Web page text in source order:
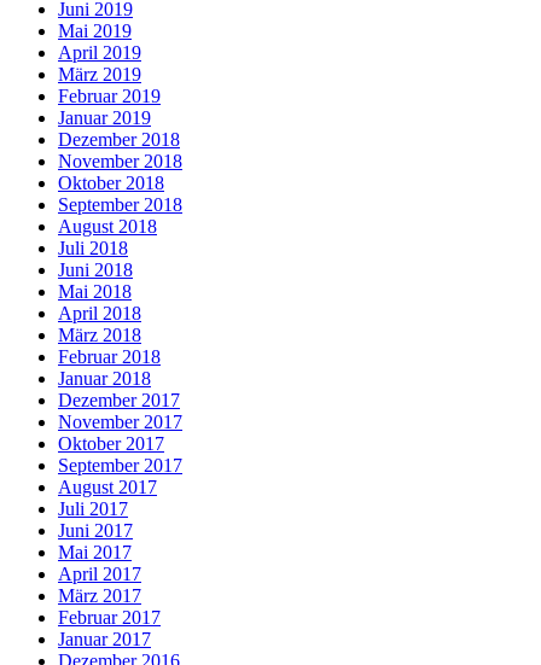
Juni 2019
Mai 2019
April 2019
März 2019
Februar 2019
Januar 2019
Dezember 2018
November 2018
Oktober 2018
September 2018
August 2018
Juli 2018
Juni 2018
Mai 2018
April 2018
März 2018
Februar 2018
Januar 2018
Dezember 2017
November 2017
Oktober 2017
September 2017
August 2017
Juli 2017
Juni 2017
Mai 2017
April 2017
März 2017
Februar 2017
Januar 2017